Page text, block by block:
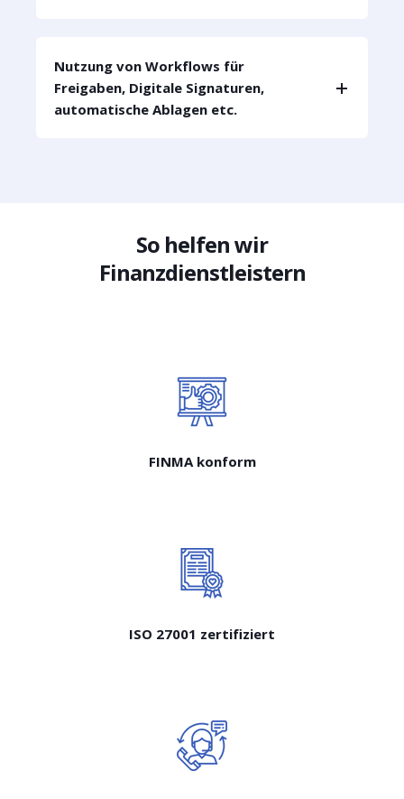
Nutzung von Workflows für
Freigaben, Digitale Signaturen,
automatische Ablagen etc.
So helfen wir
Finanzdienstleistern
FINMA konform
ISO 27001 zertifiziert